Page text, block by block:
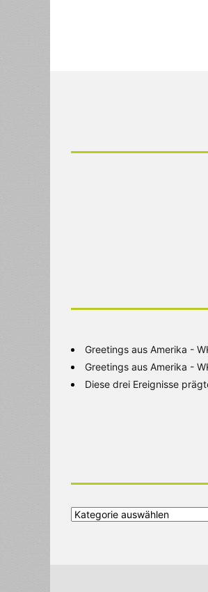
Greetings aus Amerika -
Greetings aus Amerika -
Diese drei Ereignisse
Alle